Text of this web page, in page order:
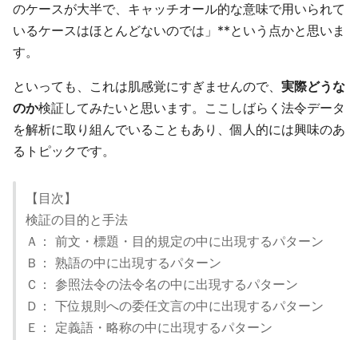
のケースが大半で、キャッチオール的な意味で用いられて
いるケースはほとんどないのでは」**という点かと思いま
す。
といっても、これは肌感覚にすぎませんので、 実際どうな
のか検証してみたいと思います。ここしばらく法令データ
を解析に取り組んでいることもあり、個人的には興味のあ
るトピックです。
【目次】
検証の目的と手法
Ａ： 前文・標題・目的規定の中に出現するパターン
Ｂ： 熟語の中に出現するパターン
Ｃ： 参照法令の法令名の中に出現するパターン
Ｄ： 下位規則への委任文言の中に出現するパターン
Ｅ： 定義語・略称の中に出現するパターン